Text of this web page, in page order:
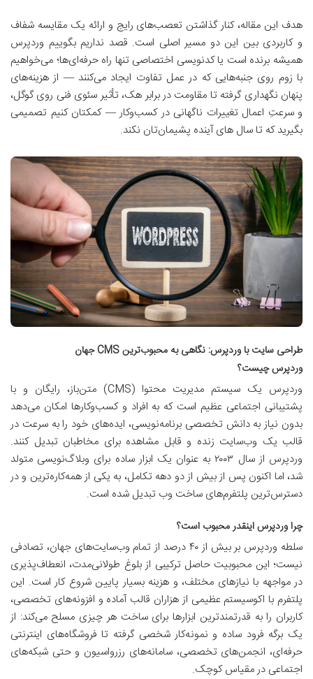
هدف این مقاله، کنار گذاشتن تعصب‌های رایج و ارائه یک مقایسه شفاف
و کاربردی بین این دو مسیر اصلی است. قصد نداریم بگوییم وردپرس
همیشه برنده است یا کدنویسی اختصاصی تنها راه حرفه‌ای‌ها؛ می‌خواهیم
با زوم روی جنبه‌هایی که در عمل تفاوت ایجاد می‌کنند — از هزینه‌های
پنهان نگهداری گرفته تا مقاومت در برابر هک، تأثیر سئوی فنی روی گوگل،
و سرعتِ اعمال تغییرات ناگهانی در کسب‌وکار — کمکتان کنیم تصمیمی
بگیرید که تا سال های آینده پشیمان‌تان نکند.
طراحی سایت با وردپرس: نگاهی به محبوب‌ترین CMS جهان
وردپرس چیست؟
وردپرس یک سیستم مدیریت محتوا (CMS) متن‌باز، رایگان و با
پشتیبانی اجتماعی عظیم است که به افراد و کسب‌وکارها امکان می‌دهد
بدون نیاز به دانش تخصصی برنامه‌نویسی، ایده‌های خود را به سرعت در
قالب یک وب‌سایت زنده و قابل مشاهده برای مخاطبان تبدیل کنند.
وردپرس از سال ۲۰۰۳ به عنوان یک ابزار ساده برای وبلاگ‌نویسی متولد
شد، اما اکنون پس از بیش از دو دهه تکامل، به یکی از همه‌کاره‌ترین و در
دسترس‌ترین پلتفرم‌های ساخت وب تبدیل شده است.
چرا وردپرس اینقدر محبوب است؟
سلطه وردپرس بر بیش از ۴۰ درصد از تمام وب‌سایت‌های جهان، تصادفی
نیست؛ این محبوبیت حاصل ترکیبی از بلوغ طولانی‌مدت، انعطاف‌پذیری
در مواجهه با نیازهای مختلف، و هزینه بسیار پایین شروع کار است. این
پلتفرم با اکوسیستم عظیمی از هزاران قالب آماده و افزونه‌های تخصصی،
کاربران را به قدرتمندترین ابزارها برای ساخت هر چیزی مسلح می‌کند: از
یک برگه فرود ساده و نمونه‌کار شخصی گرفته تا فروشگاه‌های اینترنتی
حرفه‌ای، انجمن‌های تخصصی، سامانه‌های رزرواسیون و حتی شبکه‌های
اجتماعی در مقیاس کوچک.